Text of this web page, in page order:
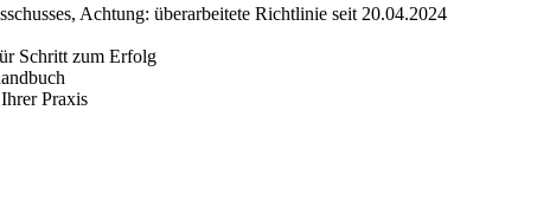
Achtung: überarbeitete Richtlinie seit 20.04.2024
Schritt zum Erfolg
Praxis